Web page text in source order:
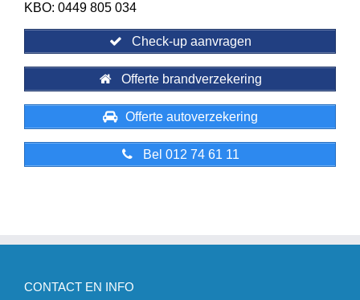
KBO: 0449 805 034
Check-up aanvragen
Offerte brandverzekering
Offerte autoverzekering
Bel 012 74 61 11
CONTACT EN INFO